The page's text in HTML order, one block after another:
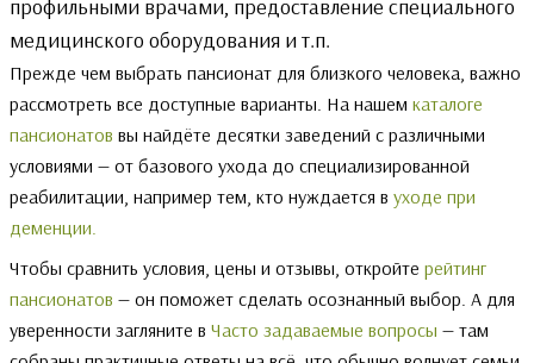
профильными врачами, предоставление специального
медицинского оборудования и т.п.
Прежде чем выбрать пансионат для близкого человека, важно
рассмотреть все доступные варианты. На нашем каталоге
пансионатов вы найдёте десятки заведений с различными
условиями — от базового ухода до специализированной
реабилитации, например тем, кто нуждается в уходе при
деменции.
Чтобы сравнить условия, цены и отзывы, откройте рейтинг
пансионатов — он поможет сделать осознанный выбор. А для
уверенности загляните в Часто задаваемые вопросы — там